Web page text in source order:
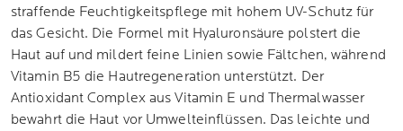
straffende Feuchtigkeitspflege mit hohem UV-Schutz für
das Gesicht. Die Formel mit Hyaluronsäure polstert die
Haut auf und mildert feine Linien sowie Fältchen, während
Vitamin B5 die Hautregeneration unterstützt. Der
Antioxidant Complex aus Vitamin E und Thermalwasser
bewahrt die Haut vor Umwelteinflüssen. Das leichte und